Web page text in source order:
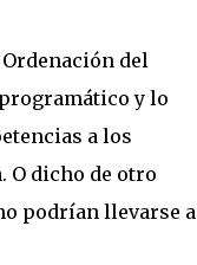
del
y lo
a los
O dicho de otro
podrían llevarse a